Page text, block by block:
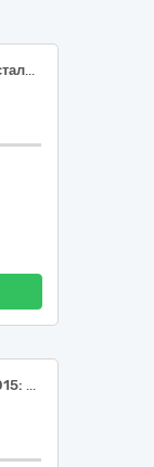
Кутник 50x50x3мм, Арматура d12, Лист сталевий холоднокатаний 1.5мм 1000×2000мм, Лист сталевий холоднокатаний 0.8мм 1000×2000мм, швелер 14П, труба профільна 25х25х2мм, труба профільна 40х25х2мм, труба профільна 80х40х2мм
Конструкційні матеріали», код ДК 021:2015: 44110000-4 Конструкційні матеріали